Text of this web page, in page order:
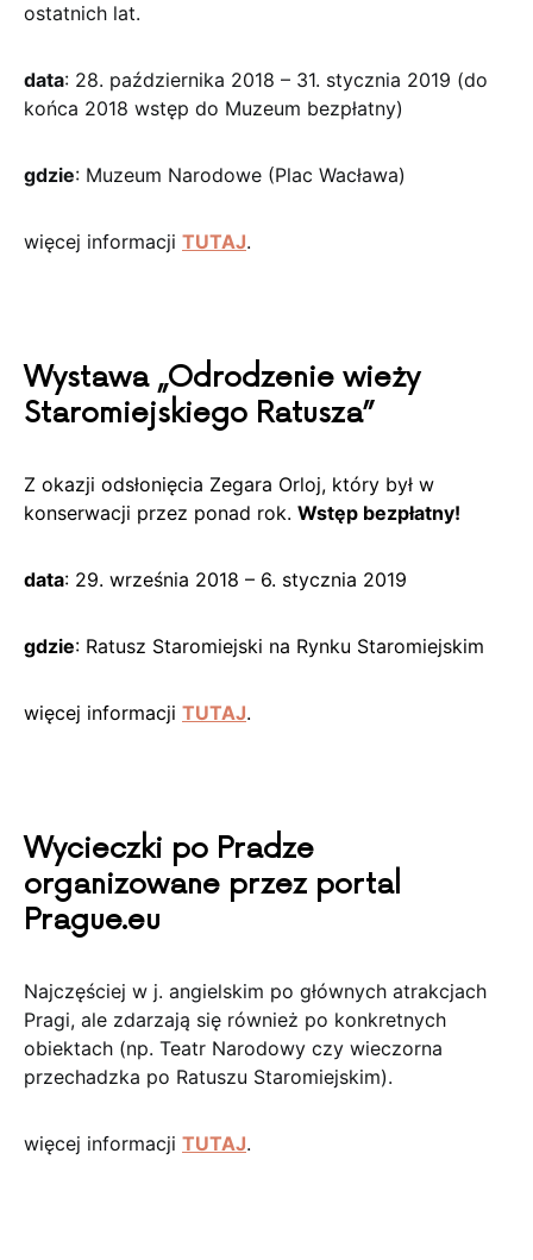
ostatnich lat.
data: 28. października 2018 – 31. stycznia 2019 (do
końca 2018 wstęp do Muzeum bezpłatny)
gdzie: Muzeum Narodowe (Plac Wacława)
więcej informacji TUTAJ.
Wystawa „Odrodzenie wieży
Staromiejskiego Ratusza”
Z okazji odsłonięcia Zegara Orloj, który był w
konserwacji przez ponad rok. Wstęp bezpłatny!
data: 29. września 2018 – 6. stycznia 2019
gdzie: Ratusz Staromiejski na Rynku Staromiejskim
więcej informacji TUTAJ.
Wycieczki po Pradze
organizowane przez portal
Prague.eu
Najczęściej w j. angielskim po głównych atrakcjach
Pragi, ale zdarzają się również po konkretnych
obiektach (np. Teatr Narodowy czy wieczorna
przechadzka po Ratuszu Staromiejskim).
więcej informacji TUTAJ.